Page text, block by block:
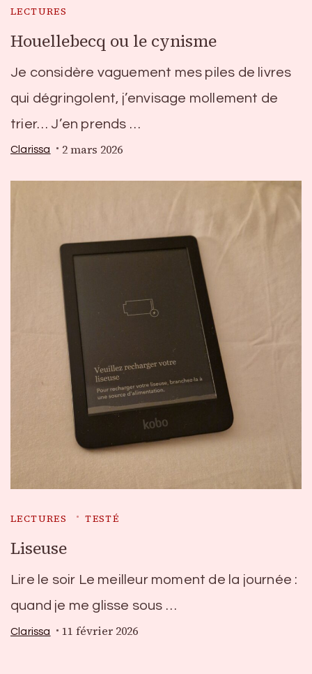
LECTURES
Houellebecq ou le cynisme
Je considère vaguement mes piles de livres
qui dégringolent, j’envisage mollement de
trier… J’en prends …
Clarissa 2 mars 2026
LECTURES TESTÉ
Liseuse
Lire le soir Le meilleur moment de la journée :
quand je me glisse sous …
Clarissa 11 février 2026